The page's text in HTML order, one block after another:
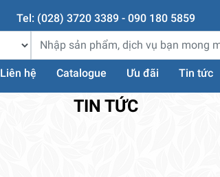
Tel: (028) 3720 3389 - 090 180 5859
Liên hệ Catalogue Ưu đãi Tin tức
TIN TỨC